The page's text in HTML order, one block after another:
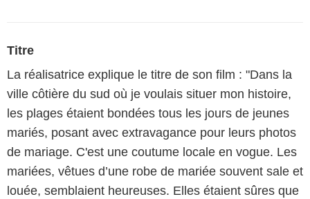
Titre
La réalisatrice explique le titre de son film : "Dans la
ville côtière du sud où je voulais situer mon histoire,
les plages étaient bondées tous les jours de jeunes
mariés, posant avec extravagance pour leurs photos
de mariage. C'est une coutume locale en vogue. Les
mariées, vêtues d’une robe de mariée souvent sale et
louée, semblaient heureuses. Elles étaient sûres que